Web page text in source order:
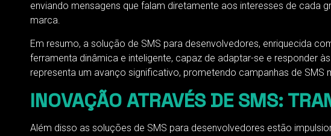
enviando mensagens que falam diretamente aos interesses de
marca.
Em resumo, a solução de SMS para desenvolvedores, enriquecida
ferramenta dinâmica e inteligente, capaz de adaptar-se e responder
representa um avanço significativo, prometendo campanhas de SMS
INOVAÇÃO ATRAVÉS DE SMS:
Além disso as soluções de SMS para desenvolvedores estão